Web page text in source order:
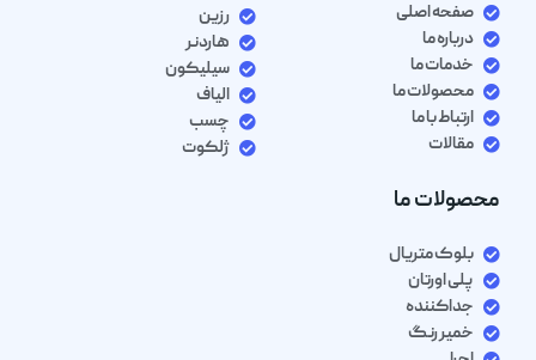
صفحه اصلی
درباره ما
خدمات ما
محصولات ما
ارتباط با ما
مقالات
رزین
هاردنر
سیلیکون
الیاف
چسب
ژلکوت
محصولات ما
بلوک متریال
پلی اورتان
جداکننده
خمیر رنگ